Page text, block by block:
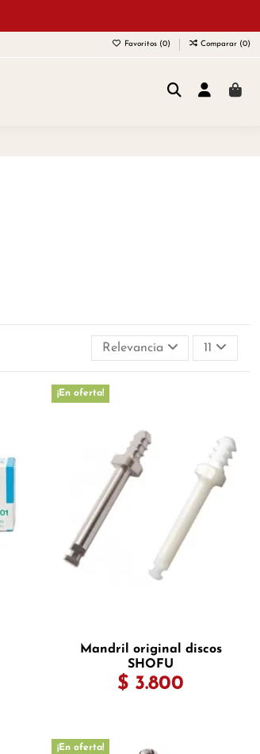
Favoritos (0) Comparar (0)
Relevancia 11
¡En oferta!
Mandril original discos
SHOFU
$ 3.800
¡En oferta!